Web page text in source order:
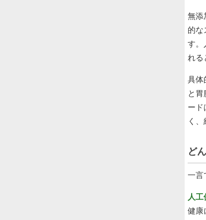
無添
的な
す。
れる
具体
と胃
ード
く
ど
一言
人
健康